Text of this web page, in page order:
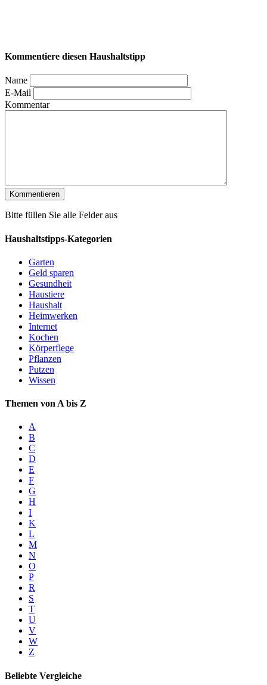
Kommentiere diesen Haushaltstipp
Name
E-Mail
Kommentar
Bitte füllen Sie alle Felder aus
Haushaltstipps-Kategorien
Garten
Geld sparen
Gesundheit
Haustiere
Haushalt
Heimwerken
Internet
Kochen
Körperflege
Pflanzen
Putzen
Wissen
Themen von A bis Z
A
B
C
D
E
F
G
H
I
K
L
M
N
O
P
R
S
T
U
V
W
Z
Beliebte Vergleiche